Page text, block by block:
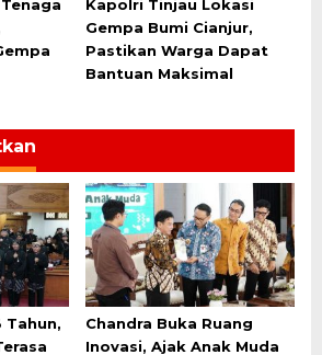
Kapolri Tinjau Lokasi
Gempa Bumi Cianjur,
Pastikan Warga Dapat
Bantuan Maksimal
Tahun,
Chandra Buka Ruang
Inovasi, Ajak Anak Muda